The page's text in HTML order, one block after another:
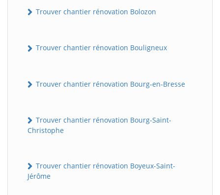
Trouver chantier rénovation Bolozon
Trouver chantier rénovation Bouligneux
Trouver chantier rénovation Bourg-en-Bresse
Trouver chantier rénovation Bourg-Saint-
Christophe
Trouver chantier rénovation Boyeux-Saint-
Jérôme